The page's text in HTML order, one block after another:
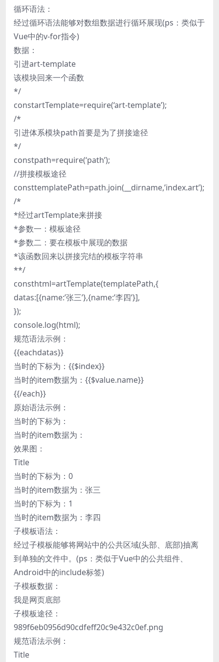
循环语法：
经过循环语法能够对数组数据进行循环展现(ps：类似于
Vue中的v-for指令)
数据：
引进art-template
该模块回来一个函数
*/
constartTemplate=require(‘art-template’);
/*
引进体系模块path首要是为了拼接途径
*/
constpath=require(‘path’);
//拼接模板途径
consttemplatePath=path.join(__dirname,’index.art’);
/*
*经过artTemplate来拼接
*参数一：模板途径
*参数二：要在模板中展现的数据
*该函数回来以拼接完结的模板字符串
**/
consthtml=artTemplate(templatePath,{
datas:[{name:’张三’},{name:’李四’}],
});
console.log(html);
规范语法示例：
{{eachdatas}}
当时的下标为：{{$index}}
当时的item数据为：{{$value.name}}
{{/each}}
原始语法示例：
当时的下标为：
当时的item数据为：
效果图：
Title
当时的下标为：0
当时的item数据为：张三
当时的下标为：1
当时的item数据为：李四
子模板语法：
经过子模板能够将网站中的公共区域(头部、底部)抽离
到单独的文件中。(ps：类似于Vue中的公共组件、
Android中的include标签)
子模板数据：
我是网页底部
子模板途径：
989f6eb0956d90cdfeff20c9e432c0ef.png
规范语法示例：
Title